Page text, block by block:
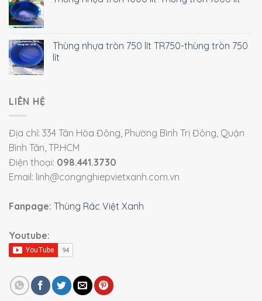
Thùng nhựa tròn 750 lít TR750-thùng tròn 750
lít
LIÊN HỆ
Địa chỉ: 334 Tân Hòa Đông, Phường Bình Trị Đông, Quận
Bình Tân, TP.HCM
Điện thoại: 098.441.3730
Email: linh@congnghiepvietxanh.com.vn
Fanpage: Thùng Rác Việt Xanh
Youtube: